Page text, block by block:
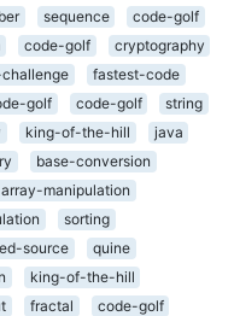
sequence
code-golf
code-golf
cryptography
fastest-code
golf code-golf
string
king-of-the-hill
java
base-conversion
array-manipulation
sorting
source
quine
king-of-the-hill
fractal
code-golf